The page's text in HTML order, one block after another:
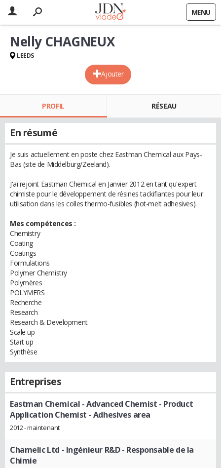
MENU
Ajouter
Nelly CHAGNEUX
LEEDS
PROFIL RÉSEAU
En résumé
Je suis actuellement en poste chez Eastman Chemical aux Pays-
Bas (site de Middelburg/Zeeland).
J'ai rejoint Eastman Chemical en Janvier 2012 en tant qu'expert
chimiste pour le développement de résines tackifiantes pour leur
utilisation dans les colles thermo-fusibles (hot-melt adhesives).
Mes compétences :
Chemistry
Coating
Coatings
Formulations
Polymer Chemistry
Polymères
POLYMERS
Recherche
Research
Research & Development
Scale up
Start up
Synthèse
Entreprises
Eastman Chemical - Advanced Chemist - Product
Application Chemist - Adhesives area
2012 - maintenant
Chamelic Ltd - Ingénieur R&D - Responsable de la
Chimie